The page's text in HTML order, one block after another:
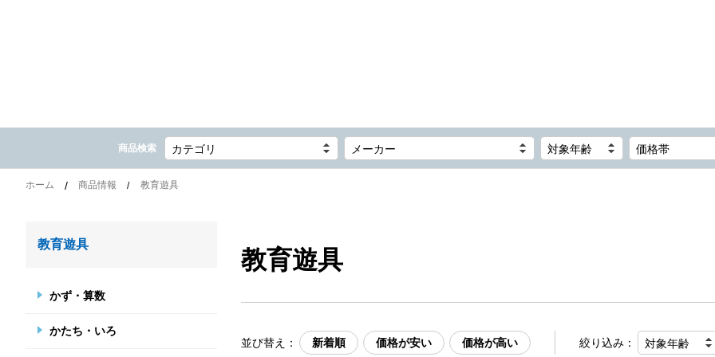
商品検索 カテゴリ メーカー 対象年齢 価格帯
ホーム 商品情報 教育遊具
教育遊具
かず・算数
かたち・いろ
教育遊具
並び替え： 新着順 価格が安い 価格が高い 絞り込み： 対象年齢